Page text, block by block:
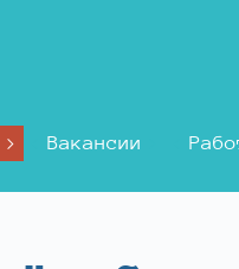
Вакансии